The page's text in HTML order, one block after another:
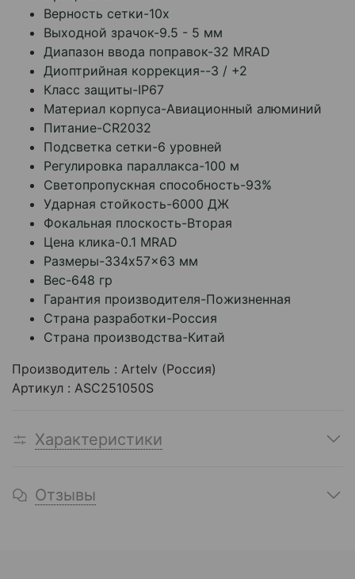
Верность сетки-10x
Выходной зрачок-9.5 - 5 мм
Диапазон ввода поправок-32 MRAD
Диоптрийная коррекция--3 / +2
Класс защиты-IP67
Материал корпуса-Авиационный алюминий
Питание-CR2032
Подсветка сетки-6 уровней
Регулировка параллакса-100 м
Светопропускная способность-93%
Ударная стойкость-6000 ДЖ
Фокальная плоскость-Вторая
Цена клика-0.1 MRAD
Размеры-334x57x63 мм
Вес-648 гр
Гарантия производителя-Пожизненная
Страна разработки-Россия
Страна производства-Китай
Производитель : Artelv (Россия)
Артикул : ASC251050S
Характеристики
Отзывы